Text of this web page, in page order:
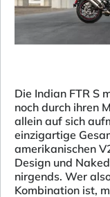
Die Indian FTR S
noch durch ihren
allein auf sich
einzigartige
amerikanischen
Design und
nirgends. Wer
Kombination ist,